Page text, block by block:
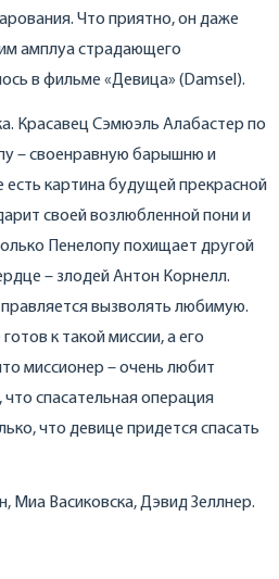
Что приятно, он даже
амплуа страдающего
в фильме «Девица» (Damsel).
Красавец Сэмюэль Алабастер по
– своенравную барышню и
есть картина будущей прекрасной
своей возлюбленной пони и
Пенелопу похищает другой
– злодей Антон Корнелл.
вызволять любимую.
к такой миссии, а его
миссионер – очень любит
спасательная операция
что девице придется спасать
Миа Васиковска, Дэвид Зеллнер.